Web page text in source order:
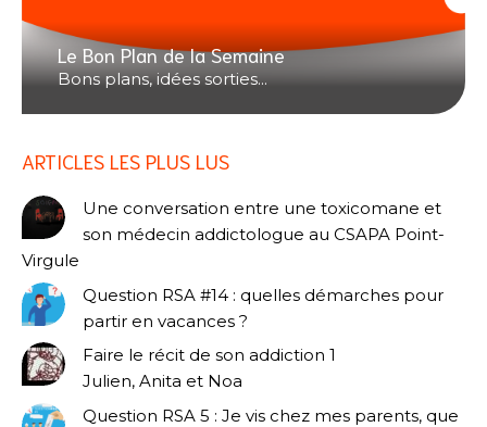
Le Bon Plan de la Semaine
Bons plans, idées sorties...
ARTICLES LES PLUS LUS
Une conversation entre une toxicomane et
son médecin addictologue au CSAPA Point-
Virgule
Question RSA #14 : quelles démarches pour
partir en vacances ?
Faire le récit de son addiction 1
Julien, Anita et Noa
Question RSA 5 : Je vis chez mes parents, que